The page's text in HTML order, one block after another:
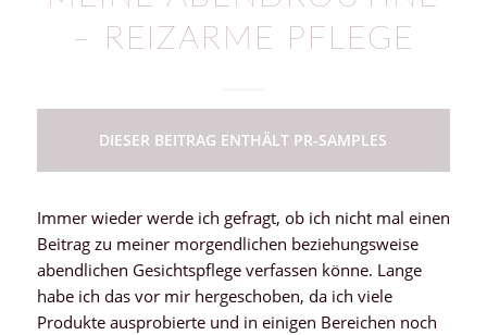
– REIZARME PFLEGE
DIESER BEITRAG ENTHÄLT PR-SAMPLES
Immer wieder werde ich gefragt, ob ich nicht mal einen
Beitrag zu meiner morgendlichen beziehungsweise
abendlichen Gesichtspflege verfassen könne. Lange
habe ich das vor mir hergeschoben, da ich viele
Produkte ausprobierte und in einigen Bereichen noch